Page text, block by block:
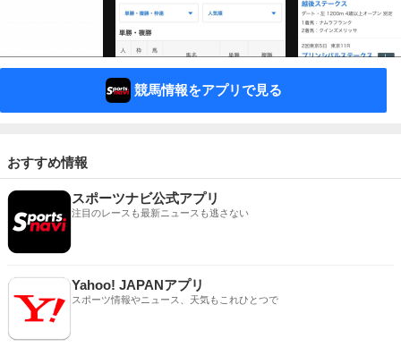
競馬情報をアプリで見る
おすすめ情報
スポーツナビ公式アプリ
注目のレースも最新ニュースも逃さない
Yahoo! JAPANアプリ
スポーツ情報やニュース、天気もこれひとつで